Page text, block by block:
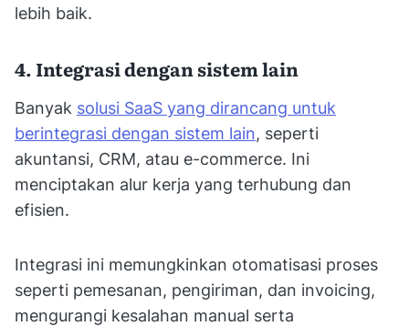
lebih baik.
4. Integrasi dengan sistem lain
Banyak solusi SaaS yang dirancang untuk
berintegrasi dengan sistem lain, seperti
akuntansi, CRM, atau e-commerce. Ini
menciptakan alur kerja yang terhubung dan
efisien.
Integrasi ini memungkinkan otomatisasi proses
seperti pemesanan, pengiriman, dan invoicing,
mengurangi kesalahan manual serta